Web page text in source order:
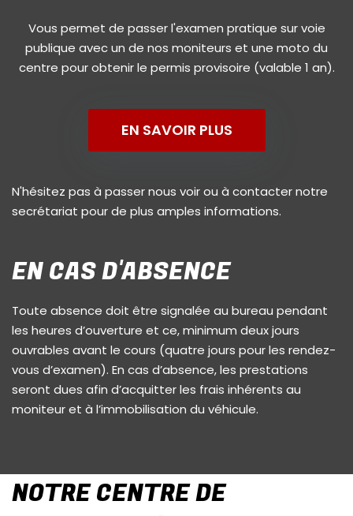
Vous permet de passer l'examen pratique sur voie
publique avec un de nos moniteurs et une moto du
centre pour obtenir le permis provisoire (valable 1 an).
EN SAVOIR PLUS
N'hésitez pas à passer nous voir ou à contacter notre
secrétariat pour de plus amples informations.
EN CAS D'ABSENCE
Toute absence doit être signalée au bureau pendant
les heures d’ouverture et ce, minimum deux jours
ouvrables avant le cours (quatre jours pour les rendez-
vous d’examen). En cas d’absence, les prestations
seront dues afin d’acquitter les frais inhérents au
moniteur et à l’immobilisation du véhicule.
NOTRE CENTRE DE